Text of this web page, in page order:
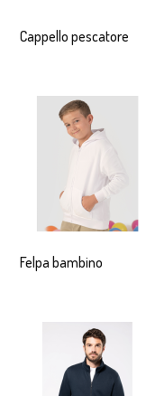
Cappello pescatore
Felpa bambino